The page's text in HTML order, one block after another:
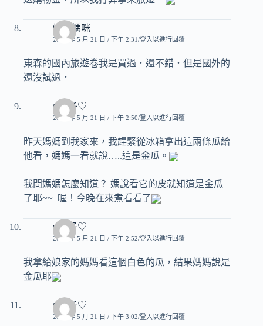
煒奇媽咪
2008 年 5 月 21 日 / 下午 2:31 登入以進行回覆
東森的國內旅遊卷我是買過．還不錯．但是國外的
還沒試過．
♥玟子♡
2008 年 5 月 21 日 / 下午 2:50 登入以進行回覆
昨天媽媽到我家來，我趕緊從冰箱拿出這兩條瓜給
他看，媽媽一看就說…..這是金瓜。
我問媽媽怎麼知道？ 媽說看它的皮就知道是金瓜
了耶~~ 喔！今晚在來煮看看了
♥玟子♡
2008 年 5 月 21 日 / 下午 2:52 登入以進行回覆
我拿給娘家的媽媽看這個白色的瓜，結果媽媽說是
金瓜耶
♥玟子♡
2008 年 5 月 21 日 / 下午 3:02 登入以進行回覆